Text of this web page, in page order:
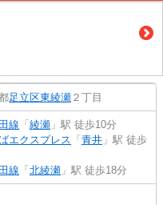
足立区東綾瀬 ２丁目
線 「 綾瀬 」駅 徒歩10分
エクスプレス 「 青井 」駅 徒歩
線 「 北綾瀬 」駅 徒歩18分